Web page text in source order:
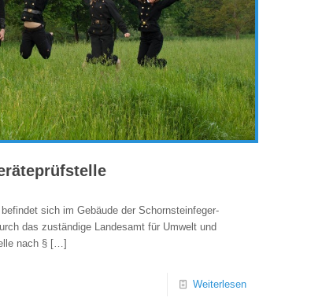
sich im Gebäude der Schornsteinfeger-
das zuständige Landesamt für Umwelt und
nach §[…]
Weiterlesen